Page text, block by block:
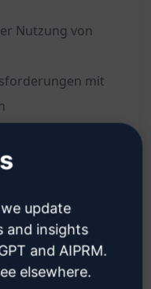
Nutzung von
mit
update
and insights
and AIPRM.
elsewhere.